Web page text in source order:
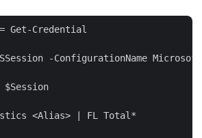
Get-Credential
-ConfigurationName
$Session
<Alias> | FL Total*